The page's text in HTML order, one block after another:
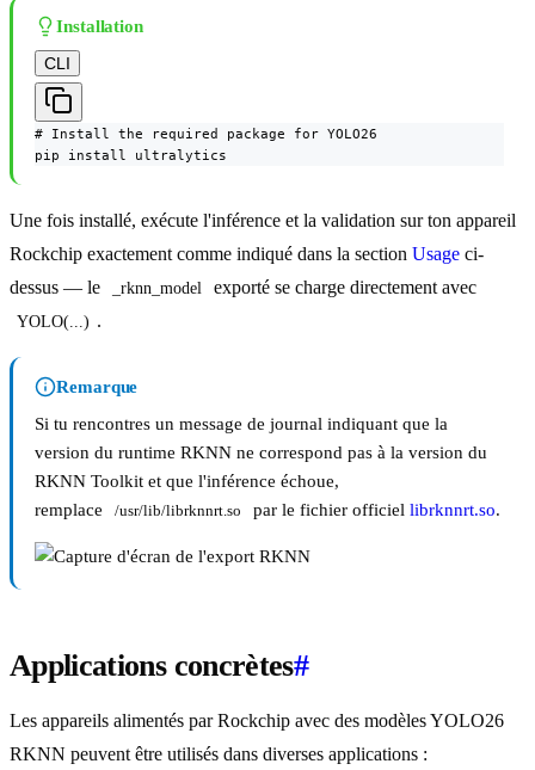
Installation
CLI
# Install the required package for YOLO26
pip install ultralytics
Une fois installé, exécute l'inférence et la validation sur ton appareil
Rockchip exactement comme indiqué dans la section Usage ci-
dessus — le
_rknn_model exporté se charge directement avec
YOLO(...) .
Remarque
Si tu rencontres un message de journal indiquant que la
version du runtime RKNN ne correspond pas à la version du
RKNN Toolkit et que l'inférence échoue,
remplace
/usr/lib/librknnrt.so par le fichier officiel librknnrt.so.
Applications concrètes#
Les appareils alimentés par Rockchip avec des modèles YOLO26
RKNN peuvent être utilisés dans diverses applications :